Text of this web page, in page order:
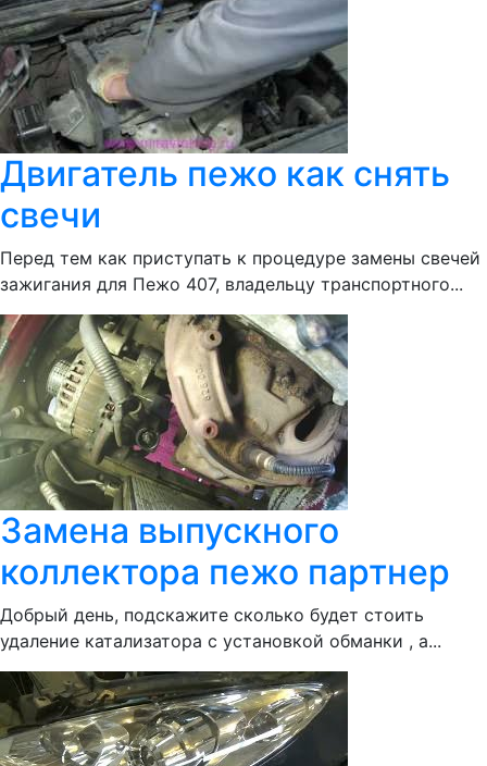
Двигатель пежо как снять
свечи
Перед тем как приступать к процедуре замены свечей
зажигания для Пежо 407, владельцу транспортного...
Замена выпускного
коллектора пежо партнер
Добрый день, подскажите сколько будет стоить
удаление катализатора с установкой обманки , а...